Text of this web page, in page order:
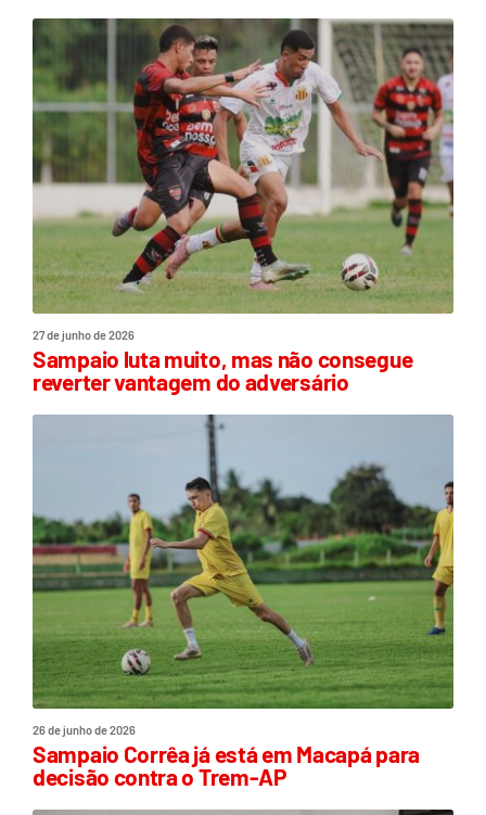
27 de junho de 2026
Sampaio luta muito, mas não consegue
reverter vantagem do adversário
26 de junho de 2026
Sampaio Corrêa já está em Macapá para
decisão contra o Trem-AP